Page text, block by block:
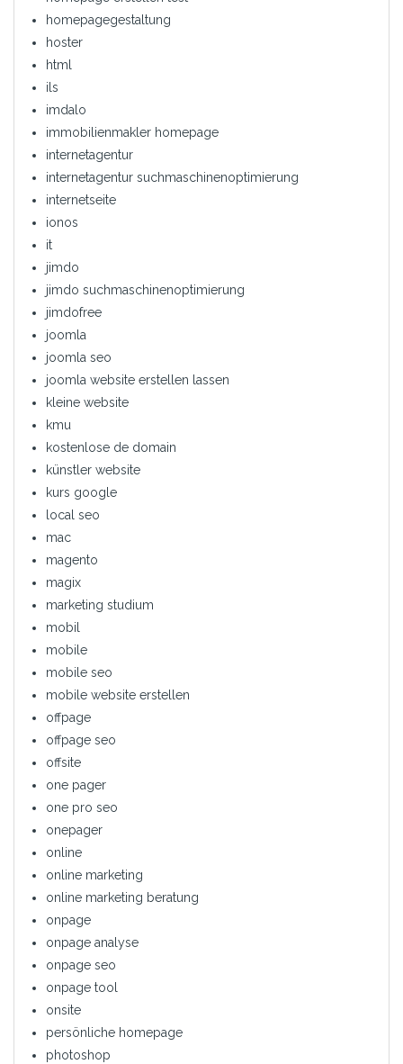
homepagegestaltung
hoster
html
ils
imdalo
immobilienmakler homepage
internetagentur
internetagentur suchmaschinenoptimierung
internetseite
ionos
it
jimdo
jimdo suchmaschinenoptimierung
jimdofree
joomla
joomla seo
joomla website erstellen lassen
kleine website
kmu
kostenlose de domain
künstler website
kurs google
local seo
mac
magento
magix
marketing studium
mobil
mobile
mobile seo
mobile website erstellen
offpage
offpage seo
offsite
one pager
one pro seo
onepager
online
online marketing
online marketing beratung
onpage
onpage analyse
onpage seo
onpage tool
onsite
persönliche homepage
photoshop